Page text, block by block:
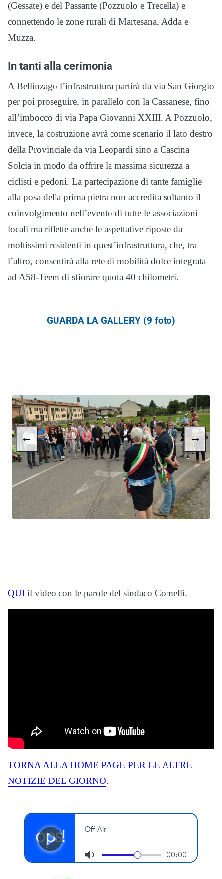
(Gessate) e del Passante (Pozzuolo e Trecella) e
connettendo le zone rurali di Martesana, Adda e
Muzza.
In tanti alla cerimonia
A Bellinzago l’infrastruttura partirà da via San Giorgio
per poi proseguire, in parallelo con la Cassanese, fino
all’imbocco di via Papa Giovanni XXIII. A Pozzuolo,
invece, la costruzione avrà come scenario il lato destro
della Provinciale da via Leopardi sino a Cascina
Solcia in modo da offrire la massima sicurezza a
ciclisti e pedoni. La partecipazione di tante famiglie
alla posa della prima pietra non accredita soltanto il
coinvolgimento nell’evento di tutte le associazioni
locali ma riflette anche le aspettative riposte da
moltissimi residenti in quest’infrastruttura, che, tra
l’altro, consentirà alla rete di mobilità dolce integrata
ad A58-Teem di sfiorare quota 40 chilometri.
GUARDA LA GALLERY (9 foto)
← →
QUI il video con le parole del sindaco Comelli.
TORNA ALLA HOME PAGE PER LE ALTRE
NOTIZIE DEL GIORNO.